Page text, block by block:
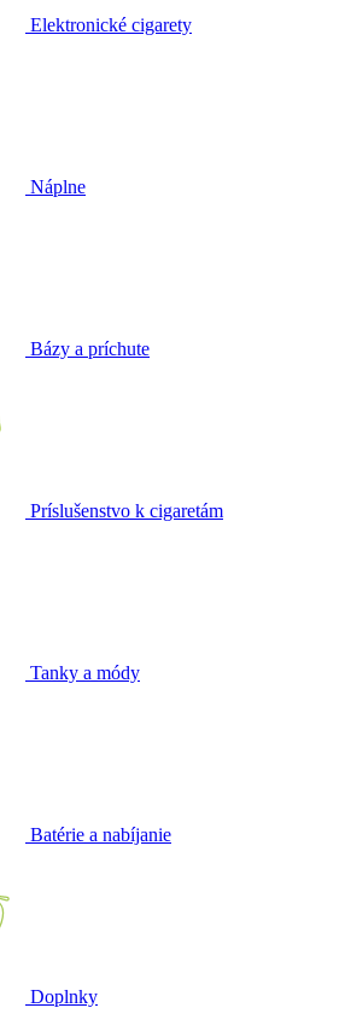
Elektronické cigarety
Náplne
Bázy a príchute
Príslušenstvo k cigaretám
Tanky a módy
Batérie a nabíjanie
Doplnky